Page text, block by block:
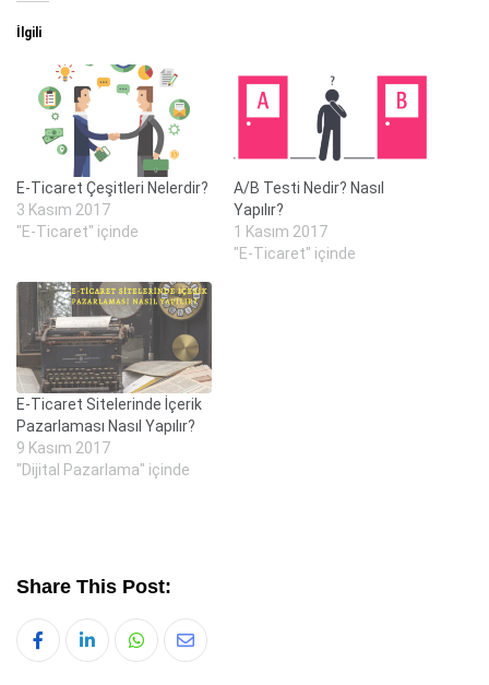
İlgili
E-Ticaret Çeşitleri Nelerdir?
3 Kasım 2017
"E-Ticaret" içinde
A/B Testi Nedir? Nasıl
Yapılır?
1 Kasım 2017
"E-Ticaret" içinde
E-Ticaret Sitelerinde İçerik
Pazarlaması Nasıl Yapılır?
9 Kasım 2017
"Dijital Pazarlama" içinde
Share This Post:
Whatsapp
Share